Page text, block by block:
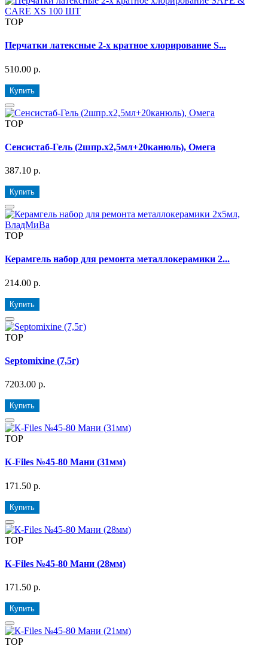
TOP
Перчатки латексные 2-х кратное хлорирование S...
510.00 р.
Купить
TOP
Сенсистаб-Гель (2шпр.х2,5мл+20канюль), Омега
387.10 р.
Купить
TOP
Керамгель набор для ремонта металлокерамики 2...
214.00 р.
Купить
TOP
Septomixine (7,5г)
7203.00 р.
Купить
TOP
К-Files №45-80 Мани (31мм)
171.50 р.
Купить
TOP
К-Files №45-80 Мани (28мм)
171.50 р.
Купить
TOP